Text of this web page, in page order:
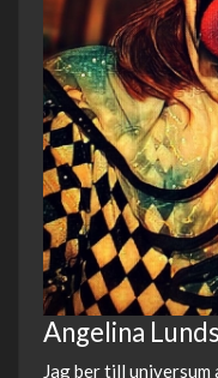
Angelina
Jag ber till